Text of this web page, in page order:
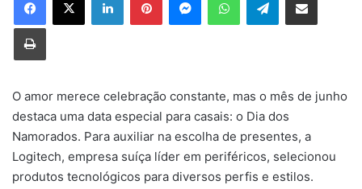
Imprimir
O amor merece celebração constante, mas o mês de junho
destaca uma data especial para casais: o Dia dos
Namorados. Para auxiliar na escolha de presentes, a
Logitech, empresa suíça líder em periféricos, selecionou
produtos tecnológicos para diversos perfis e estilos.